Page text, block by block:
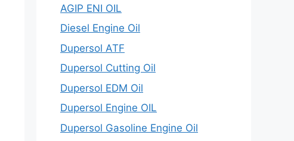
AGIP ENI OIL
Diesel Engine Oil
Dupersol ATF
Dupersol Cutting Oil
Dupersol EDM Oil
Dupersol Engine OIL
Dupersol Gasoline Engine Oil